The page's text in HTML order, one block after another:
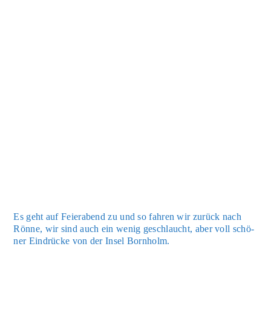
Es geht auf Fei­er­abend zu und so fah­ren wir zurück nach
Rön­ne, wir sind auch ein wenig geschlaucht, aber voll schö­
ner Ein­drü­cke von der Insel Born­holm.